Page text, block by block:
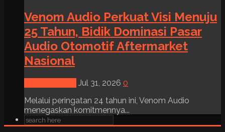
Venom Audio Perkuat Visi Menuju
25 Tahun, Bidik Dominasi Pasar
Audio Otomotif Aftermarket
Nasional
Jul 31, 2026 0
Melalui peringatan 24 tahun ini, Venom Audio
menegaskan komitmennya...